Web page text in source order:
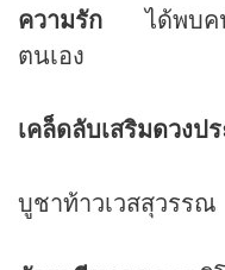
ความรัก ได้พบค
ตนเอง
เคล็ดลับเสริมดวงป
บูชาท้าวเวสสุวรรณ